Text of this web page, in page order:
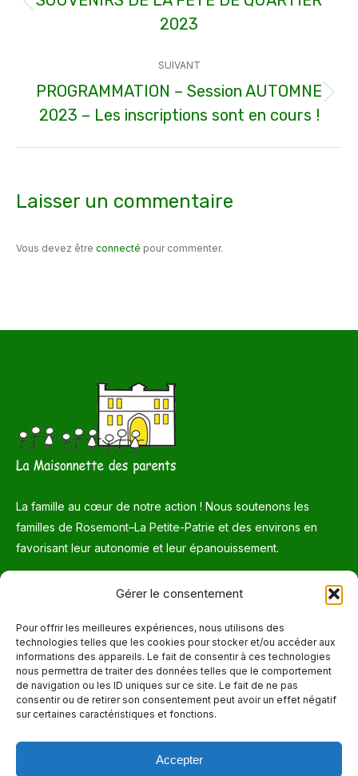
Gérer le consentement
Pour offrir les meilleures expériences, nous utilisons des
technologies telles que les cookies pour stocker et/ou accéder aux
informations des appareils. Le fait de consentir à ces technologies
nous permettra de traiter des données telles que le comportement
de navigation ou les ID uniques sur ce site. Le fait de ne pas
consentir ou de retirer son consentement peut avoir un effet négatif
sur certaines caractéristiques et fonctions.
Accepter
Article
précédent
2023
SUIVANT
Article
suivant
:
PROGRAMMATION – Session AUTOMNE
2023 – Les inscriptions sont en cours !
Laisser un commentaire
Vous devez être connecté pour commenter.
La famille au cœur de notre action ! Nous soutenons les
familles de Rosemont–La Petite-Patrie et des environs en
favorisant leur autonomie et leur épanouissement.
Courriel
info@maisonnettedesparents.org
Trouvez nous sur :